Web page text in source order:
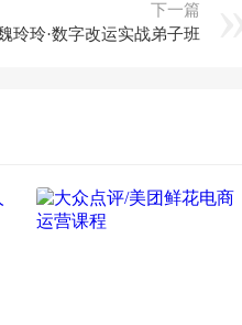
下一篇
玲玲·数字改运实战弟子班